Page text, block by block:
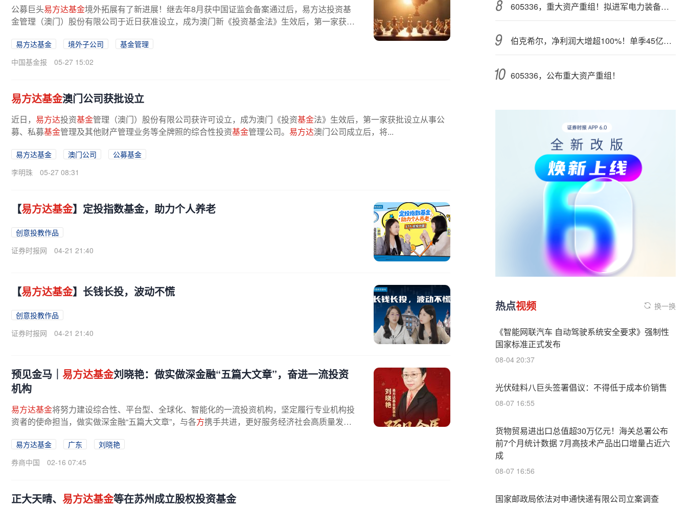
公募巨头易方达基金境外拓展有了新进展！继去年8月获中国证监会备案通过后，易方达投资基
金管理（澳门）股份有限公司于近日获准设立，成为澳门新《投资基金法》生效后，第一家获批
易方达基金 境外子公司
基金管理
中国基金报
05-27 15:02
易方达基金澳门公司获批设立
近日， 易方达投资基金管理（澳门）股份有限公司获许可设立，成为澳门《投资基金法》生效后，第一家获批设立从事公
募、私募基金管理及其他财产管理业务等全牌照的综合性投资基金管理公司。 易方达澳门公司成立后，将...
易方达基金 澳门公司
公募基金
李明珠
05-27 08:31
【易方达基金】定投指数基金，助力个人养老
创意投教作品
证券时报网
04-21 21:40
【易方达基金】长钱长投，波动不慌
创意投教作品
证券时报网
04-21 21:40
预见金马｜ 易方达基金刘晓艳：做实做深金融“五篇大文章”，奋进一流投资
机构
易方达基金将努力建设综合性、平台型、全球化、智能化的一流投资机构，坚定履行专业机构投
资者的使命担当，做实做深金融“五篇大文章”，与各方携手共进，更好服务经济社会高质量发展
易方达基金 广东
刘晓艳
券商中国
02-16 07:45
正大天晴、 易方达基金等在苏州成立股权投资基金
605336，重大资产重组！拟进军电力装备领域
伯克希尔，净利润大增超100%！单季45亿美元回购
605336，公布重大资产重组！
热点视频 换一换
《智能网联汽车 自动驾驶系统安全要求》强制性
国家标准正式发布
08-04 20:37
光伏硅料八巨头签署倡议：不得低于成本价销售
08-07 16:55
货物贸易进出口总值超30万亿元！海关总署公布
前7个月统计数据 7月高技术产品出口增量占近六
成
08-07 16:56
国家邮政局依法对申通快递有限公司立案调查